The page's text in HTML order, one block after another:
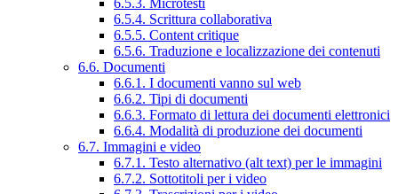
6.5.4. Scrittura collaborativa
6.5.5. Content critique
6.5.6. Traduzione e localizzazione dei contenuti
6.6. Documenti
6.6.1. I documenti vanno sul web
6.6.2. Tipi di documenti
6.6.3. Formato di lettura dei documenti elettronici
6.6.4. Modalità di produzione dei documenti
6.7. Immagini e video
6.7.1. Testo alternativo (alt text) per le immagini
6.7.2. Sottotitoli per i video